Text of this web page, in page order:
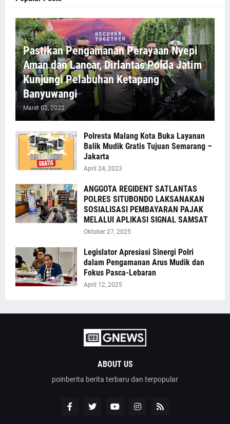
Pastikan Pengamanan Perayaan Nyepi
Aman dan Lancar, Dirlantas Polda Jatim
Kunjungi Pelabuhan Ketapang
Banyuwangi
Maret 02, 2022
Polresta Malang Kota Buka Layanan
Balik Mudik Gratis Tujuan Semarang –
Jakarta
April 24, 2023
ANGGOTA REGIDENT SATLANTAS
POLRES SITUBONDO LAKSANAKAN
SOSIALISASI PEMBAYARAN PAJAK
MELALUI APLIKASI SIGNAL SAMSAT
Oktober 27, 2025
Legislator Apresiasi Sinergi Polri
dalam Pengamanan Arus Mudik dan
Fokus Pasca-Lebaran
April 12, 2025
ABOUT US
poinberita berita terbaru dan terpopular